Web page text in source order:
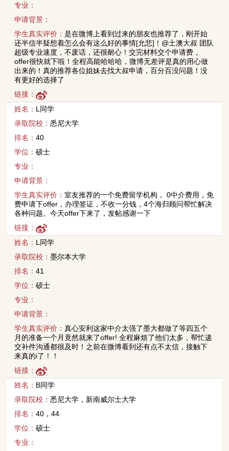
专业：
申请背景：
学生真实评价：是在微博上看到过来的朋友也推荐了，刚开始
还半信半疑想着怎么会有这么好的事情[允悲]！@土澳大叔 团队
超级专业速度，不废话，还很耐心！交完材料交个申请费，
offer很快就下啦！全程高能哈哈哈，微博无差评是真的用心做
出来的！真的推荐各位姐妹去找大叔申请，百分百没问题！没
有更好的选择了
链接：
姓名： L同学
录取院校：悉尼大学
排名：40
学位：硕士
专业：
申请背景：
学生真实评价：室友推荐的一个免费留学机构， 0中介费用，免
费申请下offer，办理签证，不收一分钱，4个海归顾问帮忙解决
各种问题。今天offer下来了，发帖感谢一下
链接：
姓名： L同学
录取院校：墨尔本大学
排名：41
学位：硕士
专业：
申请背景：
学生真实评价：真心安利这家中介太强了墨大都做了等四五个
月的准备一个月竟然就来了offer! 全程麻烦了他们太多，帮忙递
交补件沟通都很及时！之前在微博看到还有点不太信，接触下
来真的i了！！
链接：
姓名： B同学
录取院校：悉尼大学，新南威尔士大学
排名：40，44
学位：硕士
专业：